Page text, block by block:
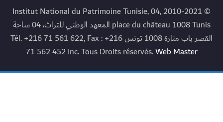
© 2010-2021 Institut National du Patrimoine Tunisie, 04,
place du château 1008 Tunis المعهد الوطني للتراث، 04 ساحة
القصر باب منارة 1008 تونس Tél. +216 71 561 622, Fax : +216
71 562 452 Inc. Tous Droits réservés.Web Master